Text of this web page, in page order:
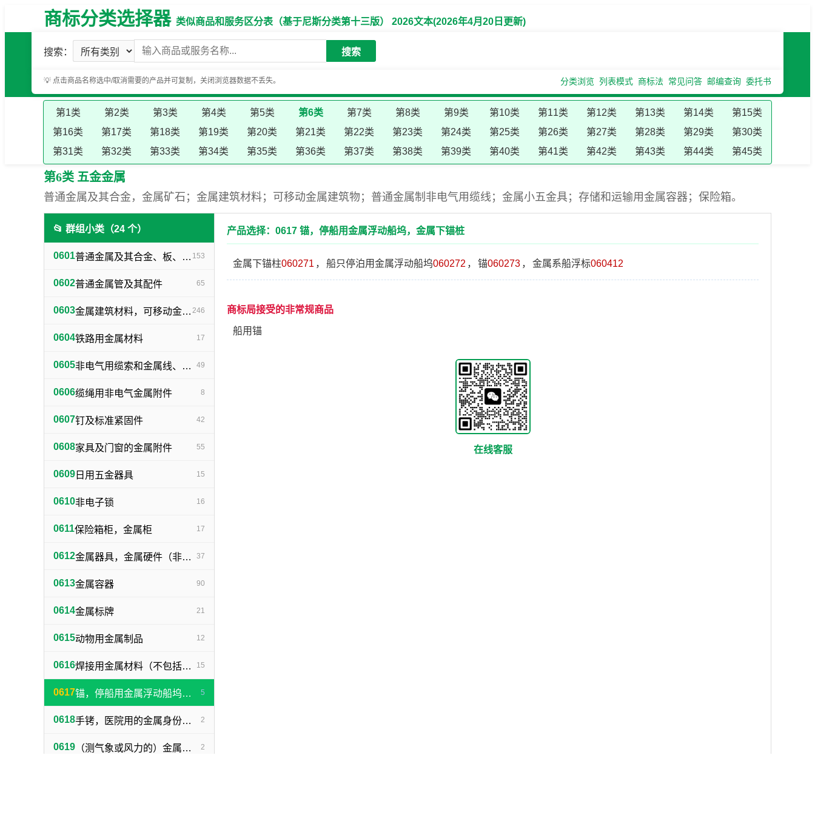
商标分类选择器类似商品和服务区分表（基于尼斯分类第十三版） 2026文本(2026年4月20日更新)
搜索： 搜索
💡 点击商品名称选中/取消需要的产品并可复制，关闭浏览器数据不丢失。 分类浏览 列表模式 商标法 常见问答 邮编查询 委托书
第1类 第2类 第3类 第4类 第5类 第6类 第7类 第8类 第9类 第10类 第11类 第12类 第13类 第14类
第15类
第16类
第17类 第18类 第19类 第20类 第21类 第22类 第23类 第24类 第25类 第26类 第27类 第28类 第29类
第30类
第31类
第32类 第33类 第34类 第35类 第36类 第37类 第38类 第39类 第40类 第41类 第42类 第43类 第44类 第45类
第6类 五金金属
普通金属及其合金，金属矿石；金属建筑材料；可移动金属建筑物；普通金属制非电气用缆线；金属小五金具；存储和运输用金属容器；保险箱。
📂 群组小类（24 个）
0601 普通金属及其合金、板、各种型材（不包括焊接及铁路用金属材料） 153
0602普通金属管及其配件 65
0603 金属建筑材料，可移动金属建筑物（不包括建筑小五金） 246
0604铁路用金属材料 17
0605 非电气用缆索和金属线、网、带 49
0606缆绳用非电气金属附件 8
0607钉及标准紧固件 42
0608家具及门窗的金属附件 55
0609 日用五金器具 15
0610非电子锁 16
0611保险箱柜，金属柜 17
0612 金属器具，金属硬件（非机器零件） 37
0613金属容器 90
0614金属标牌 21
0615动物用金属制品 12
0616 焊接用金属材料（不包括塑料焊丝） 15
0617 锚，停船用金属浮动船坞，金属下锚桩 5
0618 手铐，医院用的金属身份证明手镯 2
0619 （测气象或风力的）金属浆叶，金属风标 2
产品选择：0617 锚，停船用金属浮动船坞，金属下锚桩
金属下锚柱060271 ， 船只停泊用金属浮动船坞060272 ， 锚060273 ， 金属系船浮标060412
商标局接受的非常规商品
船用锚
在线客服